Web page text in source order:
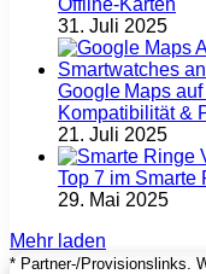
31. Juli 2025
Google Maps
Kompatibilität &
21. Juli 2025
Top 7 im Smarte
29. Mai 2025
Mehr laden
* Partner-/Provisionslinks.